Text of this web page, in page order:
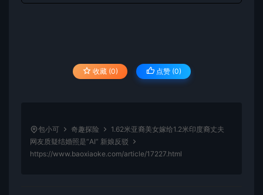
收藏 (0) 点赞 (0)
包小可 奇趣探险
1.62米亚裔美女嫁给1.2米印度裔丈夫
网友质疑结婚照是“AI” 新娘反驳
https://www.baoxiaoke.com/article/17227.html